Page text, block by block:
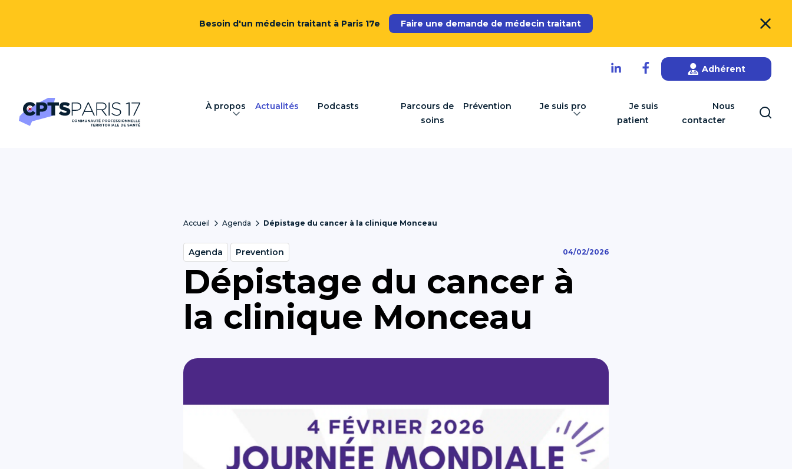
Besoin d'un médecin traitant à Paris 17e Faire une demande de médecin traitant
Adhérent
À propos Actualités Podcasts
Parcours de
soins
Prévention Je suis pro
Je suis
patient
Nous
contacter
Accueil Agenda Dépistage du cancer à la clinique Monceau
Agenda Prevention 04/02/2026
Dépistage du cancer à
la clinique Monceau